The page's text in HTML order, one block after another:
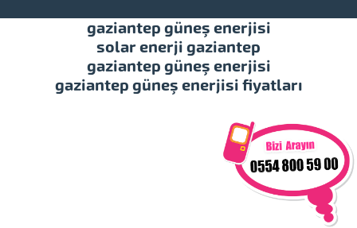
gaziantep güneş enerjisi
solar enerji gaziantep
gaziantep güneş enerjisi
gaziantep güneş enerjisi fiyatları